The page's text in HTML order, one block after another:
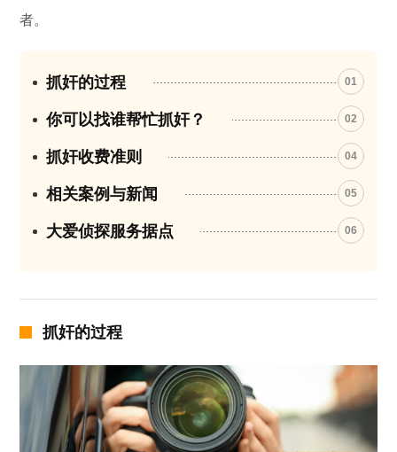
者。
抓奸的过程 01
你可以找谁帮忙抓奸？ 02
抓奸收费准则 04
相关案例与新闻 05
大爱侦探服务据点 06
抓奸的过程